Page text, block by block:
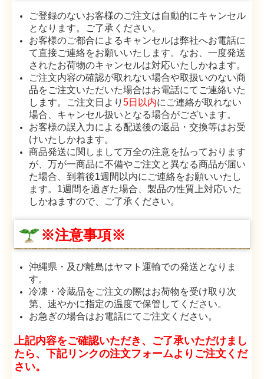
ご登録のないお客様のご注文は自動的にキャンセル
となります。ご了承ください。
お客様のご都合によるキャンセルは弊社へお電話に
て直接ご連絡をお願いいたします。なお、一度発送
されたお荷物のキャンセルは対応いたしかねます。
ご注文内容の確認が取れない場合や取扱いのない商
品をご注文いただいた場合はお電話にてご連絡いた
します。ご注文日より5日以内にご連絡が取れない
場合、キャンセル扱いとなる場合がございます。
お客様の誤入力による配送後の返品・交換等はお受
けいたしかねます。
商品発送に関しまして万全の注意を払っております
が、万が一商品に不備やご注文と異なる商品が届い
た場合、到着後1週間以内にご連絡をお願いいたし
ます。1週間を過ぎた場合、製品の性質上対応いた
しかねますので、ご了承ください。
※注意事項※
沖縄県・及び離島はヤマト運輸での発送となりま
す。
冷凍・冷蔵品をご注文の際はお荷物を受け取り次
第、速やかに指定の温度で保管してください。
お急ぎの場合はお電話にてご注文ください。
上記内容をご確認いただき、ご了承いただけまし
たら、下記リンクの注文フォームよりご注文くだ
さい。